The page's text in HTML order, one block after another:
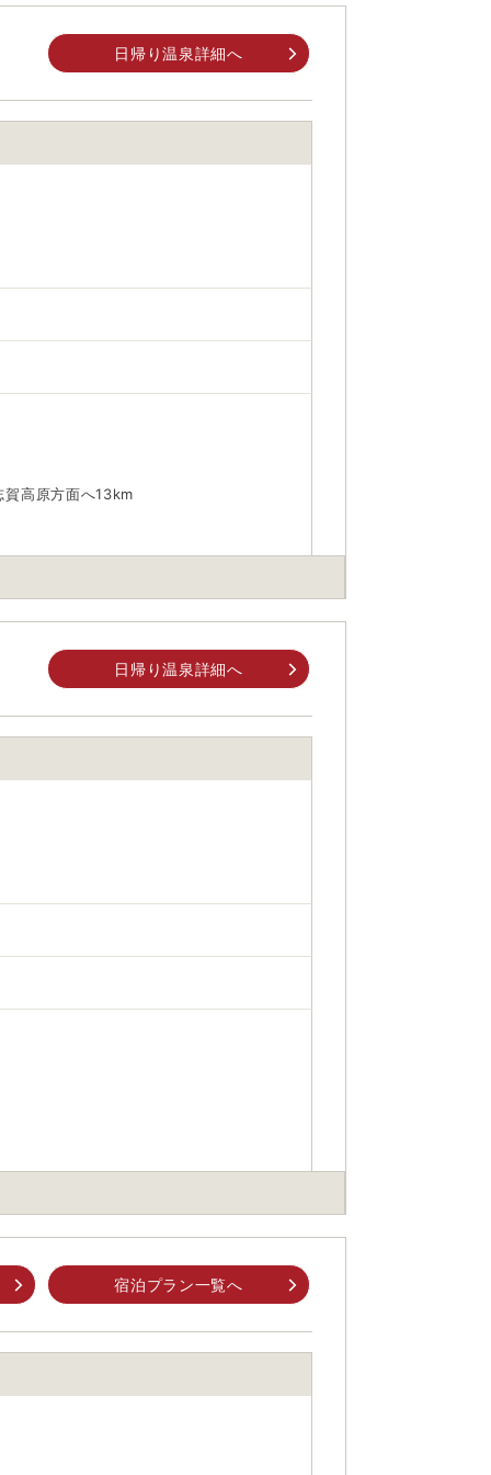
でお問合せください。
ご自身でお問合せください。
日帰り温泉詳細へ
賀高原方面へ13km
ご自身でお問合せください。
日帰り温泉詳細へ
ご自身でお問合せください。
宿泊プラン一覧へ